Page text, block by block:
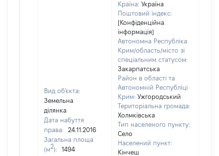
Вид об'єкта:
Земельна
ділянка
Дата набуття
права:
24.11.2016
Загальна площа
(м2):
1494
Країна: Україна
Поштовий індекс:
[Конфіденційна
інформація]
Автономна Республіка
Крим/область/місто зі
спеціальним статусом:
Закарпатська
Район в області та
Автономній Республіці
Крим: Ужгородський
Територіальна громада:
Холмківська
Тип населеного пункту:
Село
Населений пункт:
Кінчеш